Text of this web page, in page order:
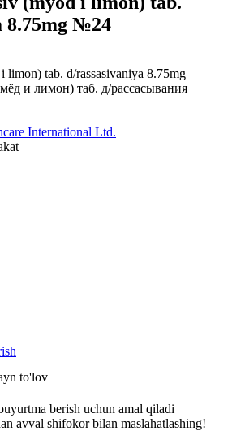
8.75mg №24
limon) tab. d/rassasivaniya 8.75mg
и лимон) таб. д/рассасывания
International Ltd.
to'lov
berish uchun amal qiladi
avval shifokor bilan maslahatlashing!